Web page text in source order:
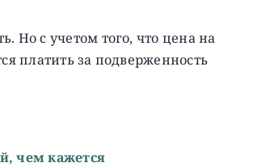
Но с учетом того, что цена на
платить за подверженность
чем кажется